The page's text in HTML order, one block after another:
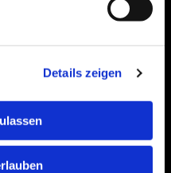
Details zeigen
Cookies,